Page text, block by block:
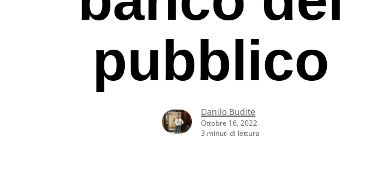
pubblico
Danilo Budite
Ottobre 16, 2022
3 minuti di lettura